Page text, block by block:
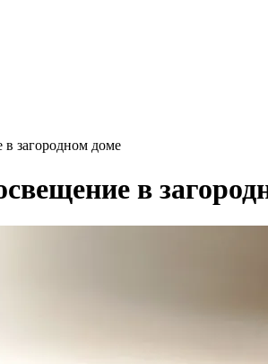
загородном доме
в